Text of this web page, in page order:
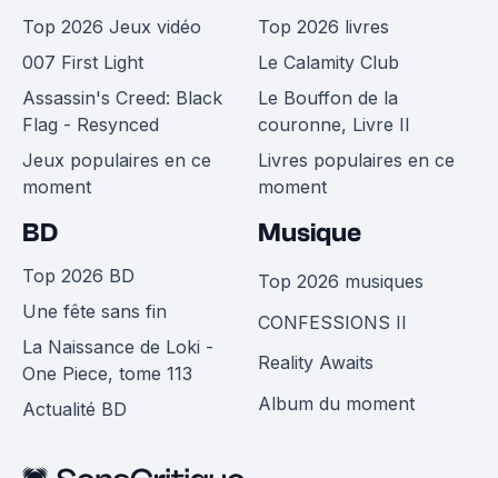
Top 2026 Jeux vidéo
007 First Light
Assassin's Creed: Black
Flag - Resynced
Jeux populaires en ce
moment
Top 2026 livres
Le Calamity Club
Le Bouffon de la
couronne, Livre II
Livres populaires en ce
moment
BD
Top 2026 BD
Une fête sans fin
La Naissance de Loki -
One Piece, tome 113
Actualité BD
Musique
Top 2026 musiques
CONFESSIONS II
Reality Awaits
Album du moment